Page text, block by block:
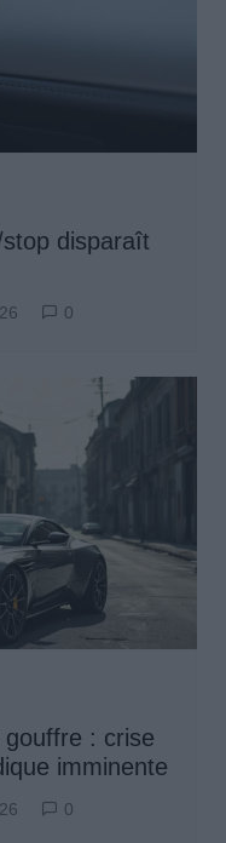
disparaît
0
: crise
imminente
0